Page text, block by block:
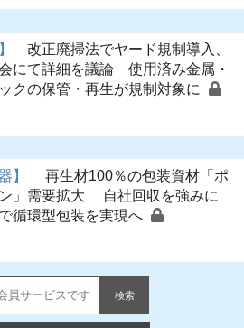
改正廃掃法でヤード規制導入、
にて詳細を議論 使用済み金属・
クの保管・再生が規制対象に
】
再生材100％の包装資材「ポ
」需要拡大 自社回収を強みに
循環型包装を実現へ
検索